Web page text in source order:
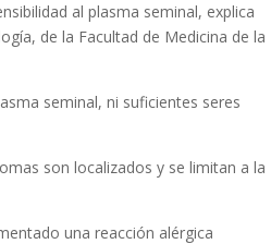
al plasma seminal, explica
de la Facultad de Medicina de la
seminal, ni suficientes seres
son localizados y se limitan a la
una reacción alérgica